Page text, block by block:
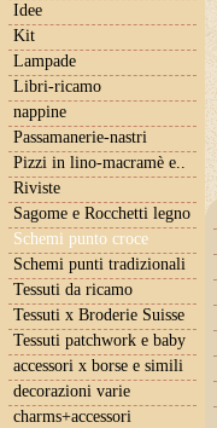
Idee
Kit
Lampade
Libri-ricamo
nappine
Passamanerie-nastri
Pizzi in lino-macramè e..
Riviste
Sagome e Rocchetti legno
Schemi punto croce
Schemi punti tradizionali
Tessuti da ricamo
Tessuti x Broderie Suisse
Tessuti patchwork e baby
accessori x borse e simili
decorazioni varie
charms+accessori